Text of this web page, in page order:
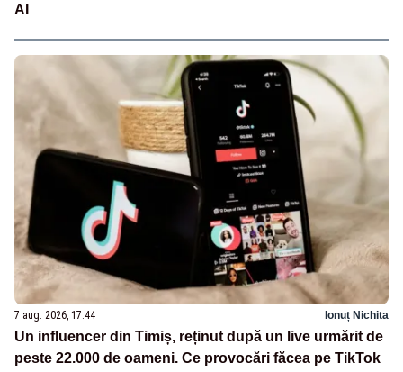
AI
7 aug. 2026, 17:44 Ionuț Nichita
Un influencer din Timiș, reținut după un live urmărit de
peste 22.000 de oameni. Ce provocări făcea pe TikTok